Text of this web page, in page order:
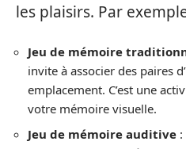
les plaisirs. Par
Jeu de mémoire
invite à associer des paires
emplacement. C’est une
votre mémoire visuelle.
Jeu de mémoire auditive